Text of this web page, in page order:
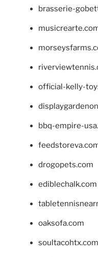
brasserie-
official-kelly-
bbq-empire-
drogopets.com
ediblechalk.com
oaksofa.com
soultacohtx.com